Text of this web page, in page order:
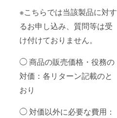
※こちらでは当該製品に対す
るお申し込み、質問等は受
け付けておりません。
◯ 商品の販売価格・役務の
対価：各リターン記載のと
おり
◯ 対価以外に必要な費用：